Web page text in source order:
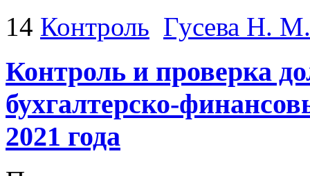
14 Контроль Гусева Н. М.
Контроль и проверка
бухгалтерско-
2021 года